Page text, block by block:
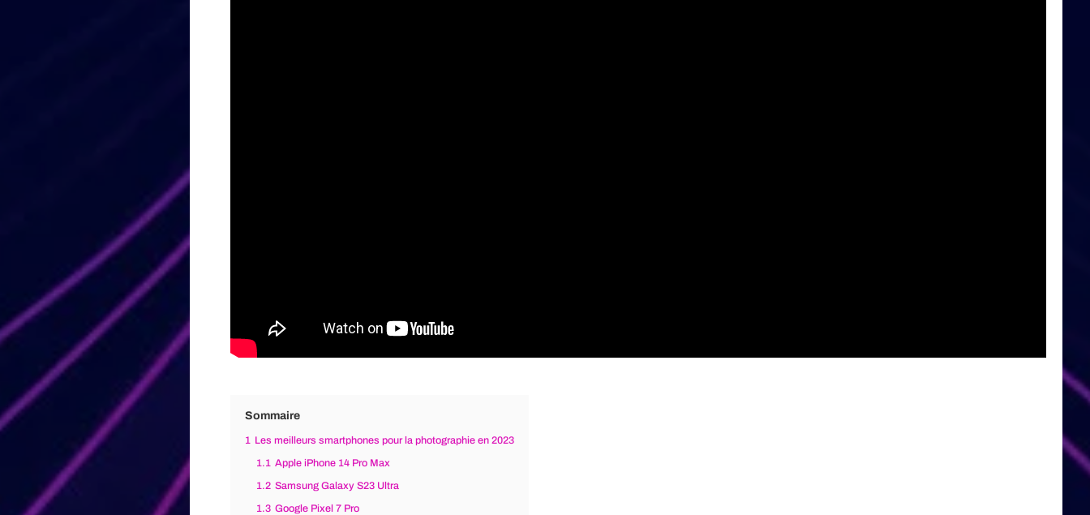
Sommaire
1 Les meilleurs smartphones pour la photographie en 2023
1.1 Apple iPhone 14 Pro Max
1.2 Samsung Galaxy S23 Ultra
1.3 Google Pixel 7 Pro